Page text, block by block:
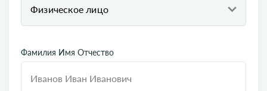
Физическое лицо
Фамилия Имя Отчество